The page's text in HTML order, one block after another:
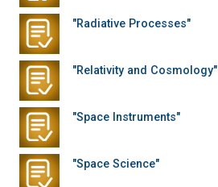
"Radiative Processes"
"Relativity and Cosmology"
"Space Instruments"
"Space Science"